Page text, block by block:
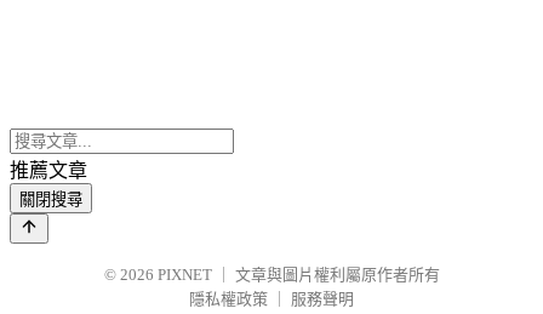
推薦文章
關閉搜尋
© 2026 PIXNET
文章與圖片權利屬原作者所有
隱私權政策
服務聲明